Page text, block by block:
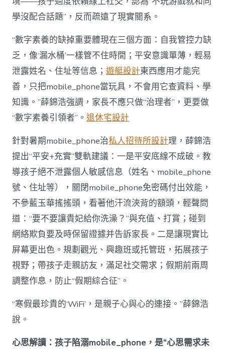
學沒配合話題”，反而疏遠了現實關系。
“數字素養的缺掉重要體現在三個方面：自我管控力缺
乏，像‘漏水桶’一樣管不住時間；平安意識單薄，輕易
泄露姓名、住址等信息；遊艇設計東西應用才能完
善，只把mobile_phone當玩具，不會用它查資料、學
知識。”薛錦浩強調，家長不應只做“治理者”，更要做
“數字素養引領者”。退休宅設計
針對暑期mobile_phone治私人招待所設計理，薛錦浩
提出“平安+充實”雙軌建議：一是平安底線不成破。教
導孩子絕不泄露個人敏感信息（姓名、mobile_phone
號、住址等），關閉mobile_phone免密碼付出效能，
不參藍玉華搖搖頭，看著他汗流浹背的額頭，輕聲問
道：“要不要讓貴妃給你洗澡？”與充值、打賞；碰到
網絡欺負要及時保留證據并告訴家長。二是讓現實比
屏幕更出色。規劃觀光、興趣班或托管班，拓展孩子
視野；帶孩子走親訪友，滿足社交需求；假期前兩周
調整作息，防止“假期綜合征”。
“寒假最珍貴的‘WiFi’，是親子心與心的連接。”薛錦浩
說。
心思解讀：孩子陷溺mobile_phone，是“心思需求未